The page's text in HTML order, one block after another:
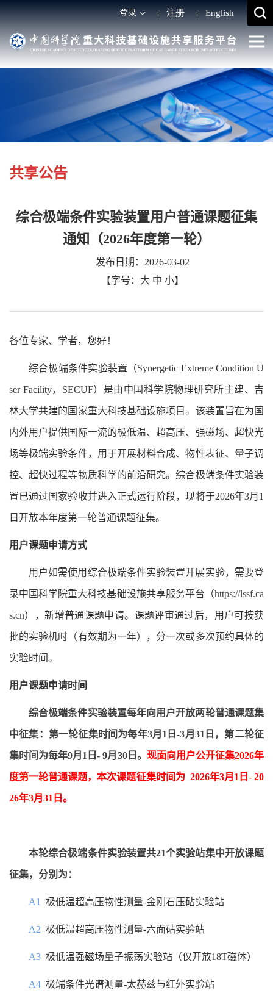
登录 注册 English
共享公告
综合极端条件实验装置用户普通课题征集
通知（2026年度第一轮）
发布日期：2026-03-02
【字号： 大 中 小】
各位专家、学者，您好！
综合极端条件实验装置（Synergetic Extreme Condition U
ser Facility，SECUF）是由中国科学院物理研究所主建、吉
林大学共建的国家重大科技基础设施项目。该装置旨在为国
内外用户提供国际一流的极低温、超高压、强磁场、超快光
场等极端实验条件，用于开展材料合成、物性表征、量子调
控、超快过程等物质科学的前沿研究。综合极端条件实验装
置已通过国家验收并进入正式运行阶段，现将于2026年3月1
日开放本年度第一轮普通课题征集。
用户课题申请方式
用户如需使用综合极端条件实验装置开展实验，需要登
录中国科学院重大科技基础设施共享服务平台（https://lssf.ca
s.cn），新增普通课题申请。课题评审通过后，用户可按获
批的实验机时（有效期为一年），分一次或多次预约具体的
实验时间。
用户课题申请时间
综合极端条件实验装置每年向用户开放两轮普通课题集
中征集：第一轮征集时间为每年3月1 日-3月31 日，第二轮征
集时间为每年9月1 日- 9月30日。 现面向用户公开征集2026年
度第一轮普通课题，本次课题征集时间为 2026年3月1 日- 20
26年3月31 日。
本轮综合极端条件实验装置共21个实验站集中开放课题
征集，分别为：
A1 极低温超高压物性测量-金刚石压砧实验站
A2 极低温超高压物性测量-六面砧实验站
A3 极低温强磁场量子振荡实验站（仅开放18T磁体）
A4 极端条件光谱测量-太赫兹与红外实验站